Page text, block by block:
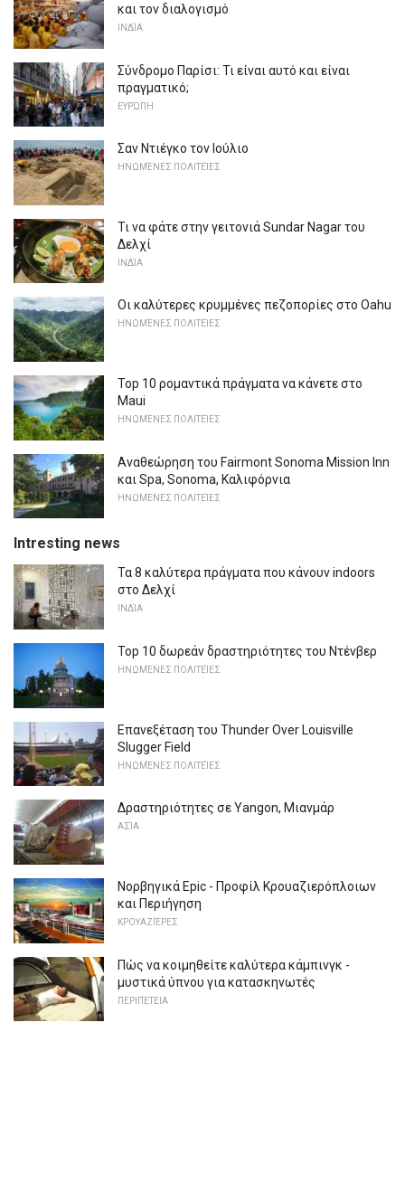
και τον διαλογισμό
ΙΝΔΊΑ
Σύνδρομο Παρίσι: Τι είναι αυτό και είναι
πραγματικό;
ΕΥΡΏΠΗ
Σαν Ντιέγκο τον Ιούλιο
ΗΝΩΜΈΝΕΣ ΠΟΛΙΤΕΊΕΣ
Τι να φάτε στην γειτονιά Sundar Nagar του
Δελχί
ΙΝΔΊΑ
Οι καλύτερες κρυμμένες πεζοπορίες στο Oahu
ΗΝΩΜΈΝΕΣ ΠΟΛΙΤΕΊΕΣ
Top 10 ρομαντικά πράγματα να κάνετε στο
Maui
ΗΝΩΜΈΝΕΣ ΠΟΛΙΤΕΊΕΣ
Αναθεώρηση του Fairmont Sonoma Mission Inn
και Spa, Sonoma, Καλιφόρνια
ΗΝΩΜΈΝΕΣ ΠΟΛΙΤΕΊΕΣ
Intresting news
Τα 8 καλύτερα πράγματα που κάνουν indoors
στο Δελχί
ΙΝΔΊΑ
Top 10 δωρεάν δραστηριότητες του Ντένβερ
ΗΝΩΜΈΝΕΣ ΠΟΛΙΤΕΊΕΣ
Επανεξέταση του Thunder Over Louisville
Slugger Field
ΗΝΩΜΈΝΕΣ ΠΟΛΙΤΕΊΕΣ
Δραστηριότητες σε Yangon, Μιανμάρ
ΑΣΊΑ
Νορβηγικά Epic - Προφίλ Κρουαζιερόπλοιων
και Περιήγηση
ΚΡΟΥΑΖΙΈΡΕΣ
Πώς να κοιμηθείτε καλύτερα κάμπινγκ -
μυστικά ύπνου για κατασκηνωτές
ΠΕΡΙΠΈΤΕΙΑ